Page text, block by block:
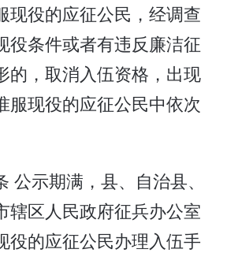
现役的应征公民，经调查
役条件或者有违反廉洁征
的，取消入伍资格，出现
服现役的应征公民中依次
公示期满，县、自治县、
辖区人民政府征兵办公室
役的应征公民办理入伍手